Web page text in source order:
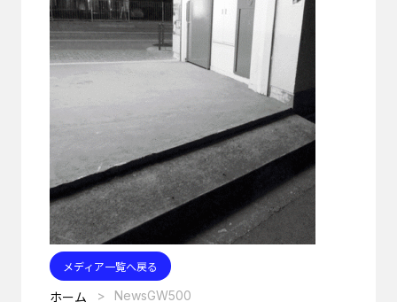
メディア一覧へ戻る
ホーム NewsGW500